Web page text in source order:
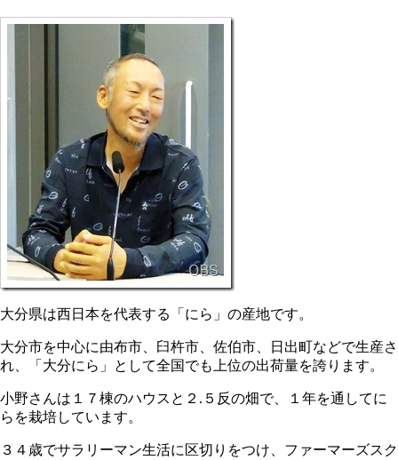
大分県は西日本を代表する「にら」の産地です。
大分市を中心に由布市、臼杵市、佐伯市、日出町などで生産さ
れ、「大分にら」として全国でも上位の出荷量を誇ります。
小野さんは１７棟のハウスと２.５反の畑で、１年を通してに
らを栽培しています。
３４歳でサラリーマン生活に区切りをつけ、ファーマーズスク